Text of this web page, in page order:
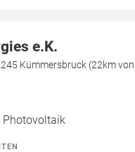
e.K.
Kümmersbruck (22km
Photovoltaik